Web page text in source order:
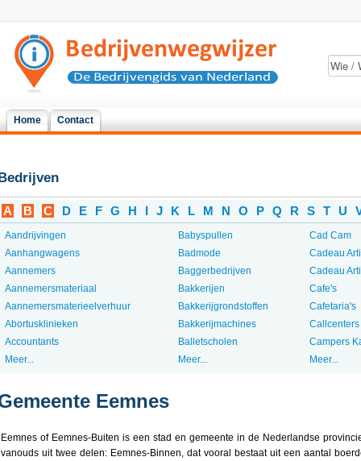
Home Contact
A B C D E F G H I J K L M N O P Q R S T U
Aandrijvingen
Aanhangwagens
Aannemers
Aannemersmateriaal
Aannemersmaterieelverhuur
Abortusklinieken
Accountants
Meer...
Babyspullen
Badmode
Baggerbedrijven
Bakkerijen
Bakkerijgrondstoffen
Bakkerijmachines
Balletscholen
Meer...
Cad Cam
Cadeau
Cadeau
Cafe's
Cafetaria's
Callcenters
Campers
Meer...
Eemnes
Eemnes of Eemnes-Buiten is een stad en gemeente in de Nederlandse
vanouds uit twee delen: Eemnes-Binnen, dat vooral bestaat uit een aantal